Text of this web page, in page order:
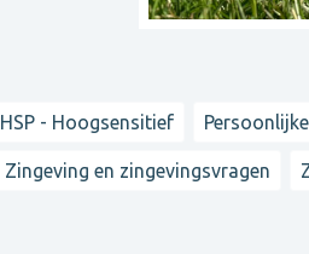
HSP - Hoogsensitief
Zingeving en zingevingsvragen